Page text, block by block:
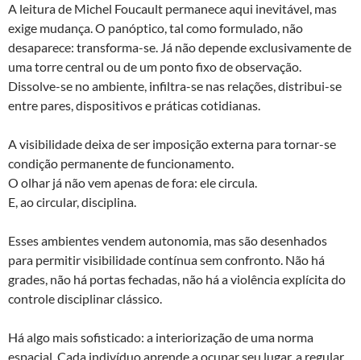
A leitura de Michel Foucault permanece aqui inevitável, mas
exige mudança. O panóptico, tal como formulado, não
desaparece: transforma-se. Já não depende exclusivamente de
uma torre central ou de um ponto fixo de observação.
Dissolve-se no ambiente, infiltra-se nas relações, distribui-se
entre pares, dispositivos e práticas cotidianas.
A visibilidade deixa de ser imposição externa para tornar-se
condição permanente de funcionamento.
O olhar já não vem apenas de fora: ele circula.
E, ao circular, disciplina.
Esses ambientes vendem autonomia, mas são desenhados
para permitir visibilidade contínua sem confronto. Não há
grades, não há portas fechadas, não há a violência explícita do
controle disciplinar clássico.
Há algo mais sofisticado: a interiorização de uma norma
espacial. Cada indivíduo aprende a ocupar seu lugar, a regular